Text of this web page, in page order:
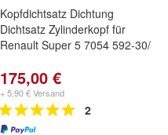
Kopfdichtsatz Dichtung
Dichtsatz Zylinderkopf für
Renault Super 5 7054 592-30/
175,00 €
+ 5,90 € Versand
2